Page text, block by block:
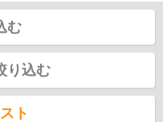
む
り込む
ト